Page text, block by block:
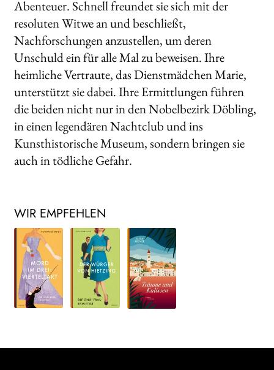
Abenteuer. Schnell freundet sie sich mit der
resoluten Witwe an und beschließt,
Nachforschungen anzustellen, um deren
Unschuld ein für alle Mal zu beweisen. Ihre
heimliche Vertraute, das Dienstmädchen Marie,
unterstützt sie dabei. Ihre Ermittlungen führen
die beiden nicht nur in den Nobelbezirk Döbling,
in einen legendären Nachtclub und ins
Kunsthistorische Museum, sondern bringen sie
auch in tödliche Gefahr.
WIR EMPFEHLEN